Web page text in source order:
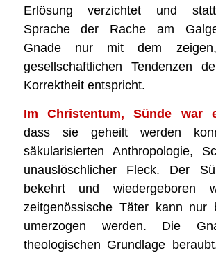
Erlösung verzichtet und
Sprache der Rache am
Gnade nur mit dem
gesellschaftlichen Tendenzen
Korrektheit entspricht.
Im Christentum, Sünde war
dass sie geheilt werden
säkularisierten Anthropologie,
unauslöschlicher Fleck. Der
bekehrt und wiedergeboren
zeitgenössische Täter kann nur
umerzogen werden. Die
theologischen Grundlage